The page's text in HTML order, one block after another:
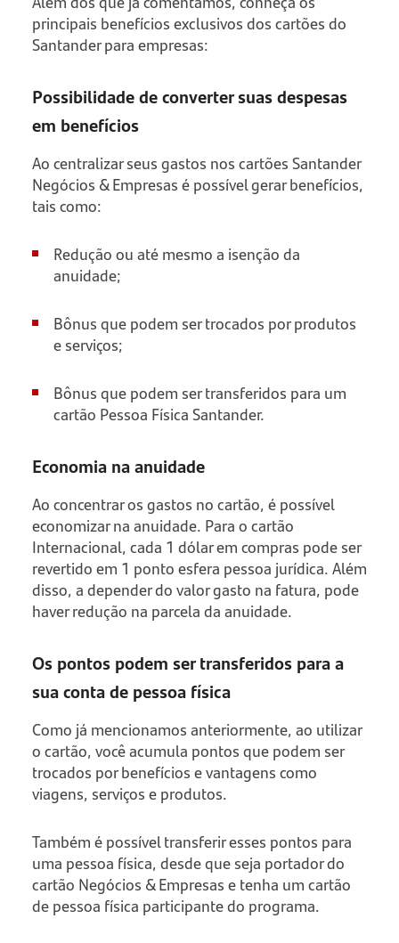
principais benefícios exclusivos dos cartões do
Santander para empresas:
Possibilidade de converter suas despesas
em benefícios
Ao centralizar seus gastos nos cartões Santander
Negócios & Empresas é possível gerar benefícios,
tais como:
Redução ou até mesmo a isenção da
anuidade;
Bônus que podem ser trocados por produtos
e serviços;
Bônus que podem ser transferidos para um
cartão Pessoa Física Santander.
Economia na anuidade
Ao concentrar os gastos no cartão, é possível
economizar na anuidade. Para o cartão
Internacional, cada 1 dólar em compras pode ser
revertido em 1 ponto esfera pessoa jurídica. Além
disso, a depender do valor gasto na fatura, pode
haver redução na parcela da anuidade.
Os pontos podem ser transferidos para a
sua conta de pessoa física
Como já mencionamos anteriormente, ao utilizar
o cartão, você acumula pontos que podem ser
trocados por benefícios e vantagens como
viagens, serviços e produtos.
Também é possível transferir esses pontos para
uma pessoa física, desde que seja portador do
cartão Negócios & Empresas e tenha um cartão
de pessoa física participante do programa.